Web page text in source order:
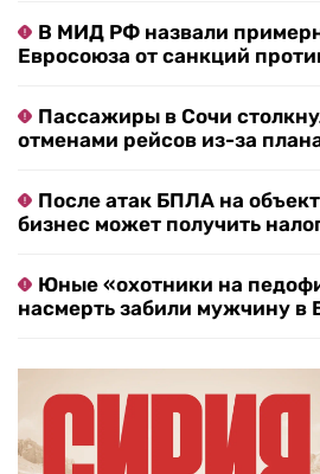
В МИД РФ назвали
Евросоюза от санкций
Пассажиры в Сочи
отменами рейсов из-за
После атак БПЛА на
бизнес может получить
Юные «охотники на
насмерть забили мужчину в